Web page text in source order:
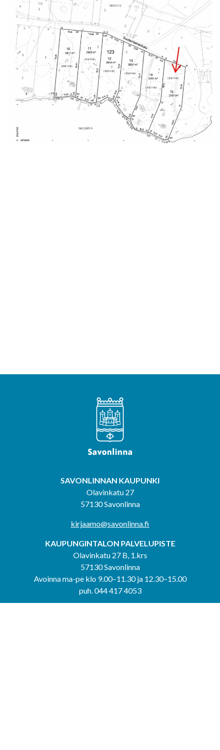
SAVONLINNAN KAUPUNKI
Olavinkatu 27
57130 Savonlinna
kirjaamo@savonlinna.fi
KAUPUNGINTALON PALVELUPISTE
Olavinkatu 27 B, 1.krs
57130 Savonlinna
Avoinna ma-pe klo 9.00–11.30 ja 12.30–15.00
puh. 044 417 4053